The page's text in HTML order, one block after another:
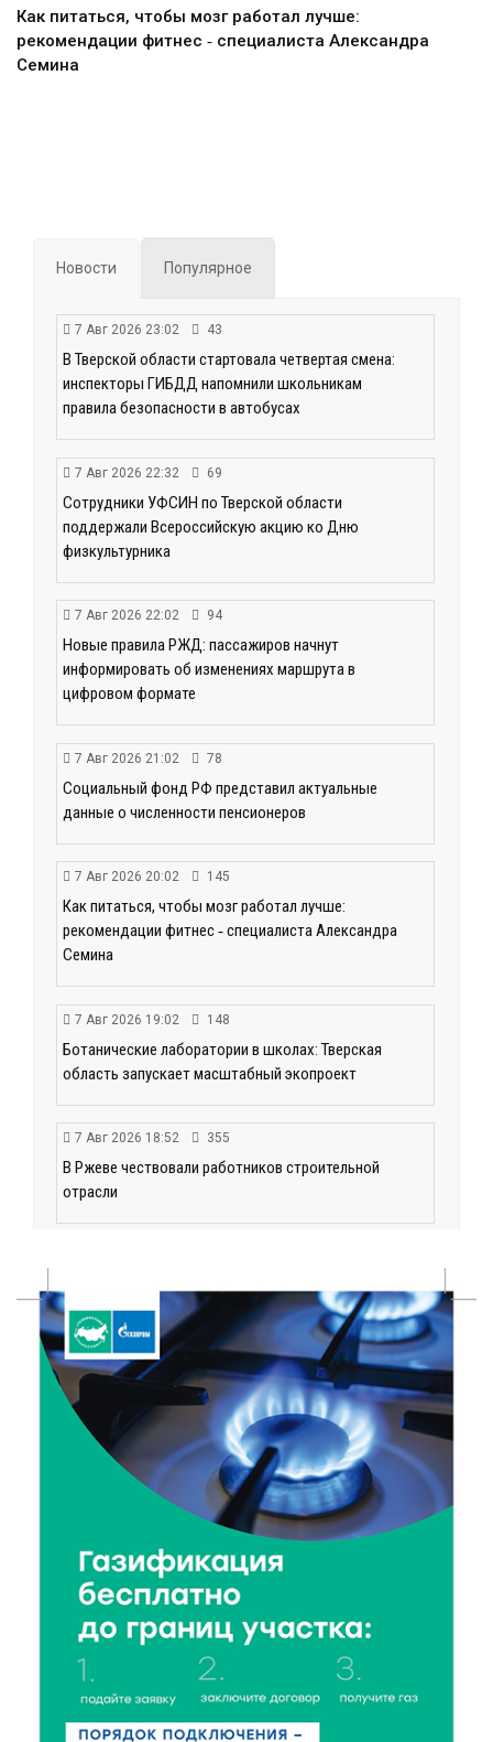
Как питаться, чтобы мозг работал лучше:
рекомендации фитнес ‑ специалиста Александра
Семина
Новости Популярное
7 Авг 2026 23:02 43
В Тверской области стартовала четвертая смена:
инспекторы ГИБДД напомнили школьникам
правила безопасности в автобусах
7 Авг 2026 22:32 69
Сотрудники УФСИН по Тверской области
поддержали Всероссийскую акцию ко Дню
физкультурника
7 Авг 2026 22:02 94
Новые правила РЖД: пассажиров начнут
информировать об изменениях маршрута в
цифровом формате
7 Авг 2026 21:02 78
Социальный фонд РФ представил актуальные
данные о численности пенсионеров
7 Авг 2026 20:02 145
Как питаться, чтобы мозг работал лучше:
рекомендации фитнес ‑ специалиста Александра
Семина
7 Авг 2026 19:02 148
Ботанические лаборатории в школах: Тверская
область запускает масштабный экопроект
7 Авг 2026 18:52 355
В Ржеве чествовали работников строительной
отрасли
Зарядка со стражем порядка объединила детей в
«Чайке»
7 Авг 2026 18:02 277
В Нило-Столобенской пустыни началась
реставрация фасада исторической
Крестовоздвиженской церкви
124
День арбуза отметили ребята в Андреапольском
Доме культуры
7 Авг 2026 17:02 179
Названы первые победители программы «Земский
работник культуры» в Тверской области